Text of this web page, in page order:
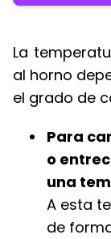
La
al horno
el grado de
Para
o
una
A esta
de